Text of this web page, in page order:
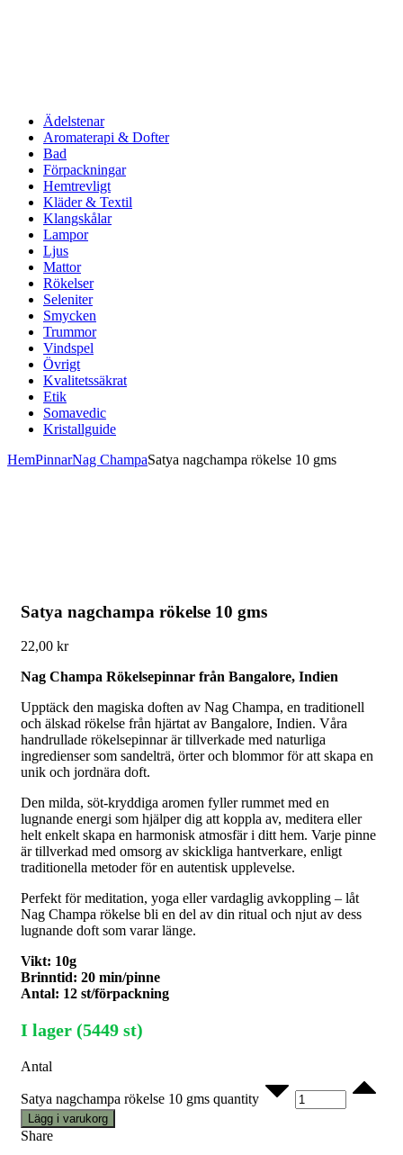
Ädelstenar
Aromaterapi & Dofter
Bad
Förpackningar
Hemtrevligt
Kläder & Textil
Klangskålar
Lampor
Ljus
Mattor
Rökelser
Seleniter
Smycken
Trummor
Vindspel
Övrigt
Kvalitetssäkrat
Etik
Somavedic
Kristallguide
HemPinnarNag ChampaSatya nagchampa rökelse 10 gms
Satya nagchampa rökelse 10 gms
22,00 kr
Nag Champa Rökelsepinnar från Bangalore, Indien
Upptäck den magiska doften av Nag Champa, en traditionell
och älskad rökelse från hjärtat av Bangalore, Indien. Våra
handrullade rökelsepinnar är tillverkade med naturliga
ingredienser som sandelträ, örter och blommor för att skapa en
unik och jordnära doft.
Den milda, söt-kryddiga aromen fyller rummet med en
lugnande energi som hjälper dig att koppla av, meditera eller
helt enkelt skapa en harmonisk atmosfär i ditt hem. Varje pinne
är tillverkad med omsorg av skickliga hantverkare, enligt
traditionella metoder för en autentisk upplevelse.
Perfekt för meditation, yoga eller vardaglig avkoppling – låt
Nag Champa rökelse bli en del av din ritual och njut av dess
lugnande doft som varar länge.
Vikt: 10g
Brinntid: 20 min/pinne
Antal: 12 st/förpackning
I lager (5449 st)
Antal
Satya nagchampa rökelse 10 gms quantity
Lägg i varukorg
Share